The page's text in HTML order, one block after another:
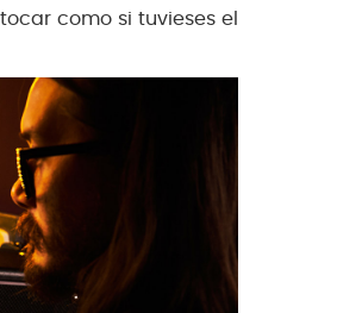
como si tuvieses el